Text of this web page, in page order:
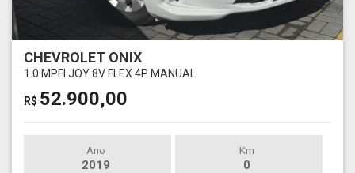
CHEVROLET ONIX
1.0 MPFI JOY 8V FLEX 4P MANUAL
R$ 52.900,00
Ano
2019
Km
0